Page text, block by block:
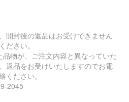
開封後の返品はお受けできません
ださい。
品物が、ご注文内容と異なっていた
返品をお受けいたしますのでお電
ください。
2045